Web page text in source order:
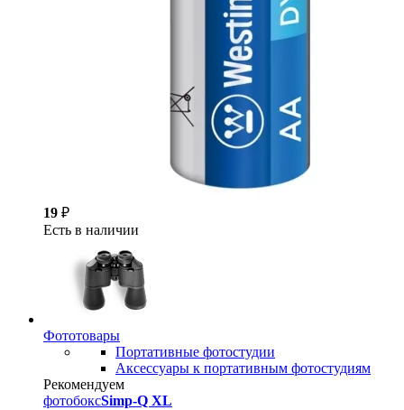
19 ₽
Есть в наличии
Фототовары
Портативные фотостудии
Аксессуары к портативным фотостудиям
Рекомендуем
фотобоксSimp-Q XL